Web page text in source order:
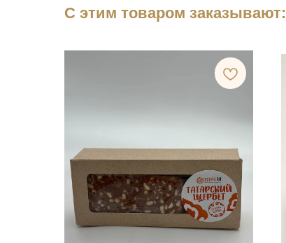
С этим товаром заказывают: